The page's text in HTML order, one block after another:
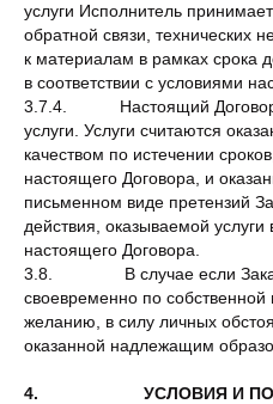
услуги Исполнитель
обратной связи, технических
к материалам в рамках срока
в соответствии с условиями
3.7.4. Настоящий Договор
услуги. Услуги считаются
качеством по истечении
настоящего Договора, и
письменном виде претензий
действия, оказываемой услуги
настоящего Договора.
3.8. В случае если
своевременно по
желанию, в силу личных
оказанной надлежащим
4. УСЛОВИЯ И